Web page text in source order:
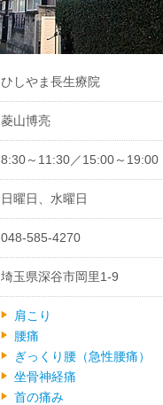
ひしやま長生療院
菱山博亮
8:30～11:30／15:00～19:00
日曜日、水曜日
048-585-4270
埼玉県深谷市岡里1-9
肩こり
腰痛
ぎっくり腰（急性腰痛）
坐骨神経痛
首の痛み